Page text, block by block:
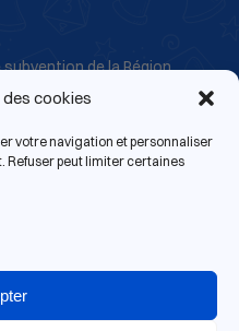
cookies
votre navigation et personnaliser
Refuser peut limiter certaines
subvention de la Région
de structuration et de